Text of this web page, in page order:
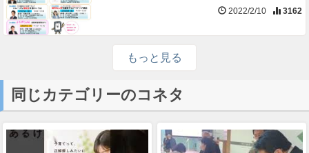
2022/2/10 3162
もっと見る
同じカテゴリーのコネタ